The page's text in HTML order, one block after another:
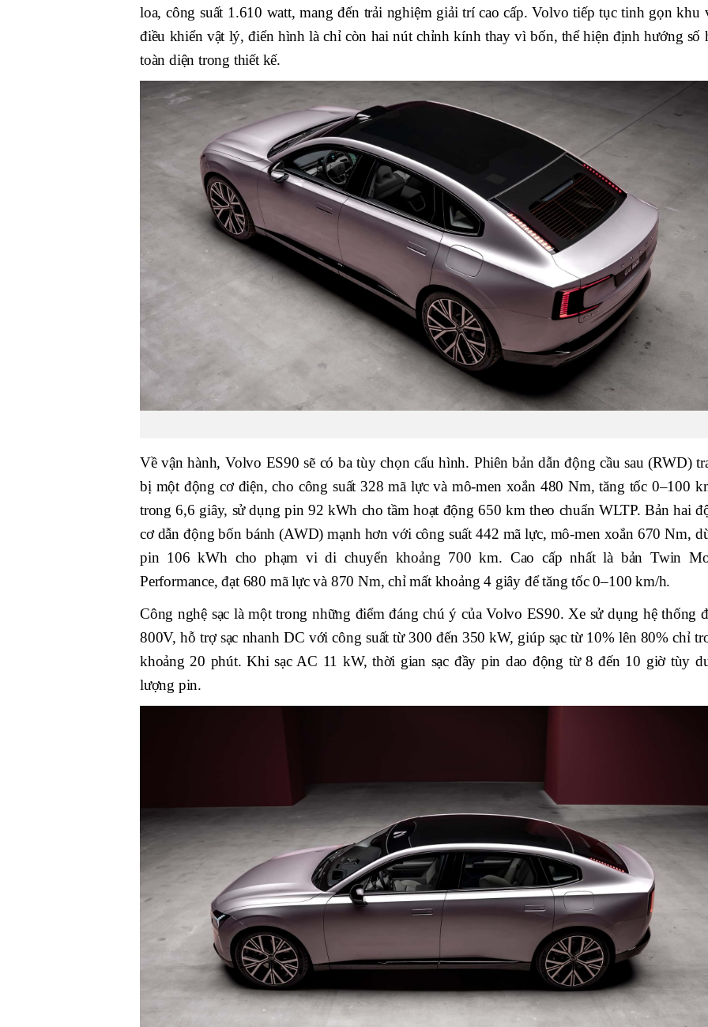
loa, công suất 1.610 watt, mang đến trải nghiệm giải trí cao cấp. Volvo tiếp tục tinh gọn khu
điều khiển vật lý, điển hình là chỉ còn hai nút chỉnh kính thay vì bốn, thể hiện định hướng số
toàn diện trong thiết kế.
Về vận hành, Volvo ES90 sẽ có ba tùy chọn cấu hình. Phiên bản dẫn động cầu sau (RWD)
bị một động cơ điện, cho công suất 328 mã lực và mô-men xoắn 480 Nm, tăng tốc 0–100
trong 6,6 giây, sử dụng pin 92 kWh cho tầm hoạt động 650 km theo chuẩn WLTP. Bản hai
cơ dẫn động bốn bánh (AWD) mạnh hơn với công suất 442 mã lực, mô-men xoắn 670 Nm,
pin 106 kWh cho phạm vi di chuyển khoảng 700 km. Cao cấp nhất là bản Twin
Performance, đạt 680 mã lực và 870 Nm, chỉ mất khoảng 4 giây để tăng tốc 0–100 km/h.
Công nghệ sạc là một trong những điểm đáng chú ý của Volvo ES90. Xe sử dụng hệ thống
800V, hỗ trợ sạc nhanh DC với công suất từ 300 đến 350 kW, giúp sạc từ 10% lên 80% chỉ
khoảng 20 phút. Khi sạc AC 11 kW, thời gian sạc đầy pin dao động từ 8 đến 10 giờ tùy
lượng pin.